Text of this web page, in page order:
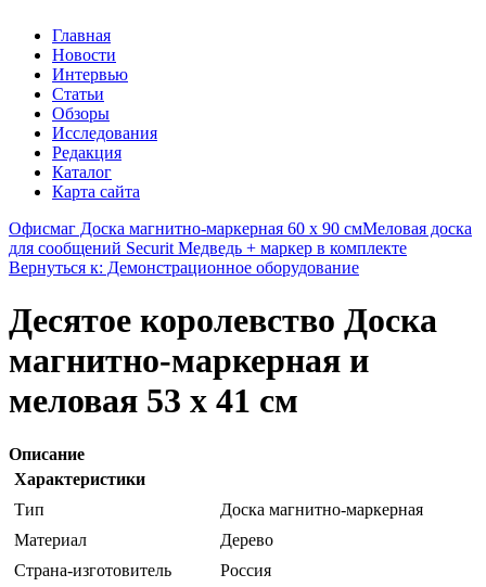
Главная
Новости
Интервью
Статьи
Обзоры
Исследования
Редакция
Каталог
Карта сайта
Офисмаг Доска магнитно-маркерная 60 х 90 смМеловая доска
для сообщений Securit Медведь + маркер в комплекте
Вернуться к: Демонстрационное оборудование
Десятое королевство Доска
магнитно-маркерная и
меловая 53 х 41 см
Описание
Характеристики
Тип
Доска магнитно-маркерная
Материал
Дерево
Страна-изготовитель
Россия